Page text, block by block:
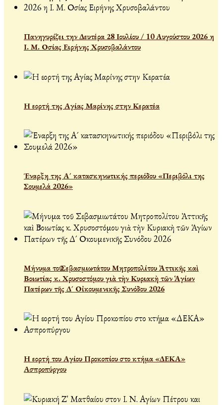
Πανηγυρίζει την Δευτέρα 28 Ιουλίου / 10 Αυγούστου 2026 η
Ι. Μ. Οσίας Ειρήνης Χρυσοβαλάντου
Η εορτή της Αγίας Μαρίνης στην Κερατέα
Έναρξη της Α´ κατασκηνωτικής περιόδου «Περιβόλι της
Σουμελά 2026»
Μήνυμα τοῦ Σεβασμιωτάτου Μητροπολίτου Ἀττικῆς καὶ
Βοιωτίας κ. Χρυσοστόμου γιὰ τὴν Κυριακὴ τῶν Ἁγίων
Πατέρων τῆς Δ´ Οἰκουμενικῆς Συνόδου 2026
Η εορτή του Αγίου Προκοπίου στο κτήμα «ΔΕΚΑ»
Ασπροπύργου